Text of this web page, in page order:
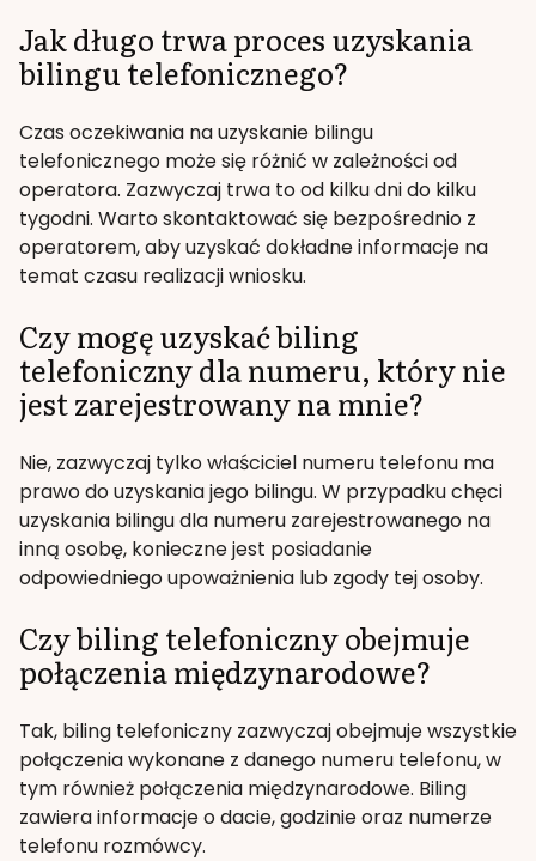
Jak długo trwa proces uzyskania
bilingu telefonicznego?
Czas oczekiwania na uzyskanie bilingu
telefonicznego może się różnić w zależności od
operatora. Zazwyczaj trwa to od kilku dni do kilku
tygodni. Warto skontaktować się bezpośrednio z
operatorem, aby uzyskać dokładne informacje na
temat czasu realizacji wniosku.
Czy mogę uzyskać biling
telefoniczny dla numeru, który nie
jest zarejestrowany na mnie?
Nie, zazwyczaj tylko właściciel numeru telefonu ma
prawo do uzyskania jego bilingu. W przypadku chęci
uzyskania bilingu dla numeru zarejestrowanego na
inną osobę, konieczne jest posiadanie
odpowiedniego upoważnienia lub zgody tej osoby.
Czy biling telefoniczny obejmuje
połączenia międzynarodowe?
Tak, biling telefoniczny zazwyczaj obejmuje wszystkie
połączenia wykonane z danego numeru telefonu, w
tym również połączenia międzynarodowe. Biling
zawiera informacje o dacie, godzinie oraz numerze
telefonu rozmówcy.